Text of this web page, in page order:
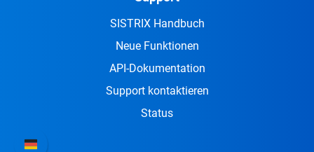
SISTRIX Handbuch
Neue Funktionen
API-Dokumentation
Support kontaktieren
Status